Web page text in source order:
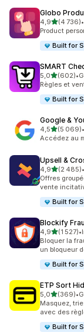
Globo
4,9étoile(s)
(4 736)
4736 avis au•
Product
Built for
SMART
5,0étoile(s)
(602)
602 avis au•
Règles et
Built for
Google &
4,5étoile(s)
(5 069)
5069 avis au•
Accédez au
Upsell &
4,9étoile(s)
(2 485)
2485 avis au•
Offres
vente
Built for
Blockify
4,9étoile(s)
(1 527)
1527 avis au•
Bloquer la
un bloqueur
Built for
ETP Sort
5,0étoile(s)
(369)
369 avis au•
Masquez,
avec des
Built for